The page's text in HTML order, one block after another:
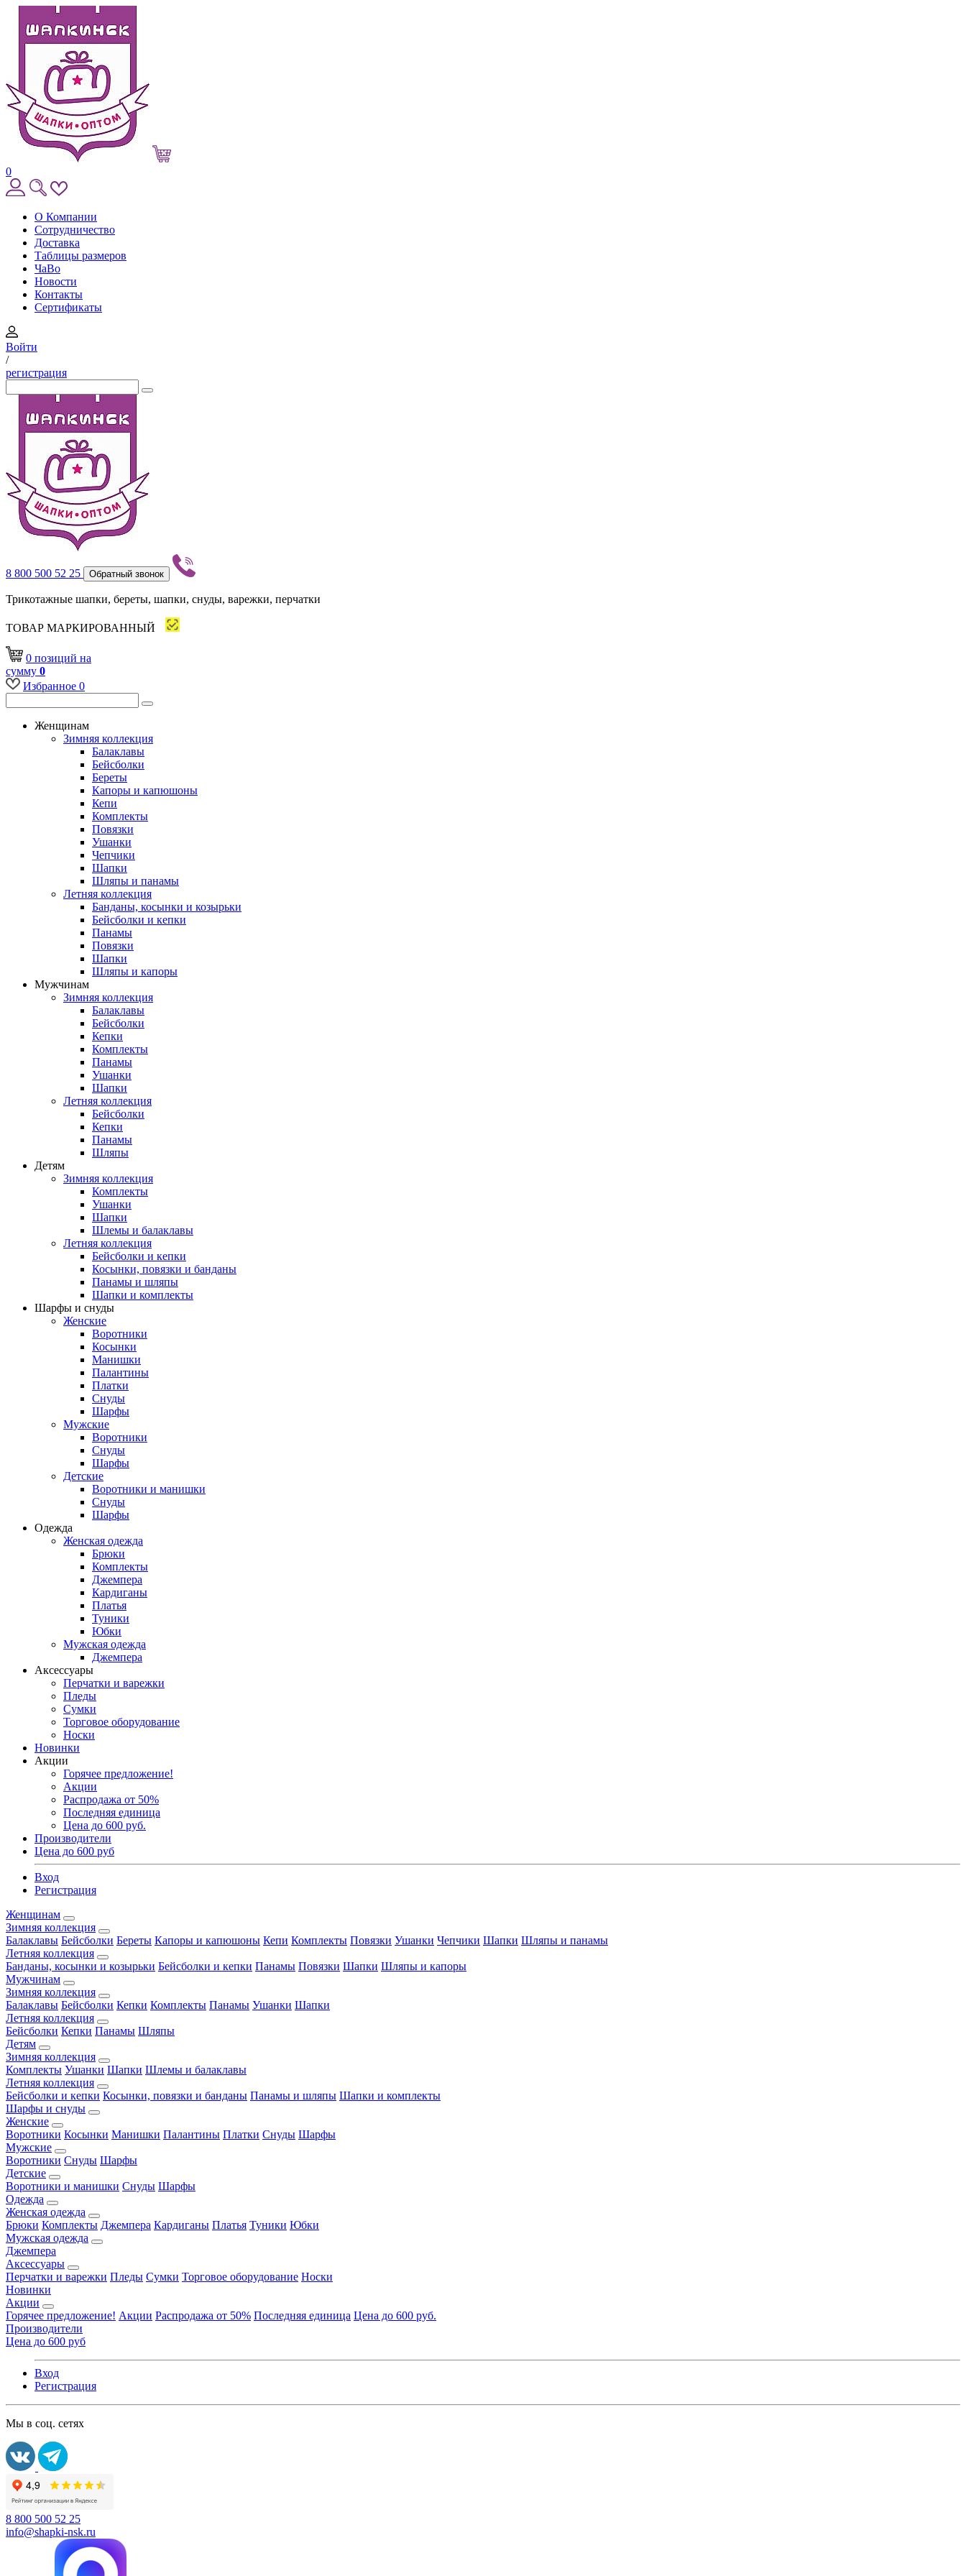
0
О Компании
Сотрудничество
Доставка
Таблицы размеров
ЧаВо
Новости
Контакты
Сертификаты
Войти
/
регистрация
8 800 500 52 25 Обратный звонок
Трикотажные шапки, береты, шапки, снуды, варежки, перчатки
ТОВАР МАРКИРОВАННЫЙ
0 позиций на
сумму 0
Избранное 0
Женщинам
Зимняя коллекция
Балаклавы
Бейсболки
Береты
Капоры и капюшоны
Кепи
Комплекты
Повязки
Ушанки
Чепчики
Шапки
Шляпы и панамы
Летняя коллекция
Банданы, косынки и козырьки
Бейсболки и кепки
Панамы
Повязки
Шапки
Шляпы и капоры
Мужчинам
Зимняя коллекция
Балаклавы
Бейсболки
Кепки
Комплекты
Панамы
Ушанки
Шапки
Летняя коллекция
Бейсболки
Кепки
Панамы
Шляпы
Детям
Зимняя коллекция
Комплекты
Ушанки
Шапки
Шлемы и балаклавы
Летняя коллекция
Бейсболки и кепки
Косынки, повязки и банданы
Панамы и шляпы
Шапки и комплекты
Шарфы и снуды
Женские
Воротники
Косынки
Манишки
Палантины
Платки
Снуды
Шарфы
Мужские
Воротники
Снуды
Шарфы
Детские
Воротники и манишки
Снуды
Шарфы
Одежда
Женская одежда
Брюки
Комплекты
Джемпера
Кардиганы
Платья
Туники
Юбки
Мужская одежда
Джемпера
Аксессуары
Перчатки и варежки
Пледы
Сумки
Торговое оборудование
Носки
Новинки
Акции
Горячее предложение!
Акции
Распродажа от 50%
Последняя единица
Цена до 600 руб.
Производители
Цена до 600 руб
Вход
Регистрация
Женщинам
Зимняя коллекция
Балаклавы Бейсболки Береты Капоры и капюшоны Кепи Комплекты Повязки Ушанки Чепчики Шапки Шляпы и панамы
Летняя коллекция
Банданы, косынки и козырьки Бейсболки и кепки Панамы Повязки Шапки Шляпы и капоры
Мужчинам
Зимняя коллекция
Балаклавы Бейсболки Кепки Комплекты Панамы Ушанки Шапки
Летняя коллекция
Бейсболки Кепки Панамы Шляпы
Детям
Зимняя коллекция
Комплекты Ушанки Шапки Шлемы и балаклавы
Летняя коллекция
Бейсболки и кепки Косынки, повязки и банданы Панамы и шляпы Шапки и комплекты
Шарфы и снуды
Женские
Воротники Косынки Манишки Палантины Платки Снуды Шарфы
Мужские
Воротники Снуды Шарфы
Детские
Воротники и манишки Снуды Шарфы
Одежда
Женская одежда
Брюки Комплекты Джемпера Кардиганы Платья Туники Юбки
Мужская одежда
Джемпера
Аксессуары
Перчатки и варежки Пледы Сумки Торговое оборудование Носки
Новинки
Акции
Горячее предложение! Акции Распродажа от 50% Последняя единица Цена до 600 руб.
Производители
Цена до 600 руб
Вход
Регистрация
Мы в соц. сетях
8 800 500 52 25
info@shapki-nsk.ru